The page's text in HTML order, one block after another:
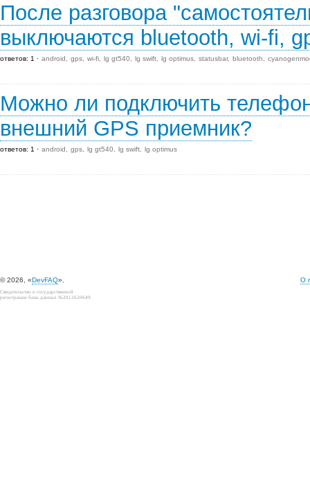
После разговора
выключаются bluetooth, wi-fi,
ответов: 1 android gps wi-fi lg gt540 lg swift lg optimus statusbar bluetooth
Можно ли подключить
внешний GPS приемник?
ответов: 1 android gps lg gt540 lg swift lg optimus
© 2026, «DevFAQ». О
Свидетельство о государственной
регистрации базы данных №2012620649.